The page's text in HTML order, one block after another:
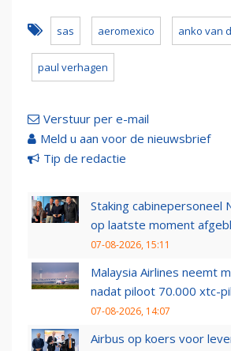
sas aeromexico anko van
paul verhagen
Verstuur per e-mail
Meld u aan voor de nieuwsbrief
Tip de redactie
Staking cabinepersoneel
op laatste moment
07-08-2026, 15:11
Malaysia Airlines neemt
nadat piloot 70.000 xtc-
07-08-2026, 14:07
Airbus op koers voor